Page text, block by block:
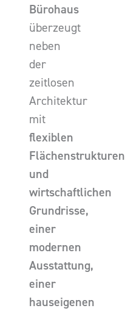
Bürohaus
überzeugt
neben
der
zeitlosen
Architektur
mit
flexiblen
Flächenstrukturen
und
wirtschaftlichen
Grundrisse,
einer
modernen
Ausstattung,
einer
hauseigenen